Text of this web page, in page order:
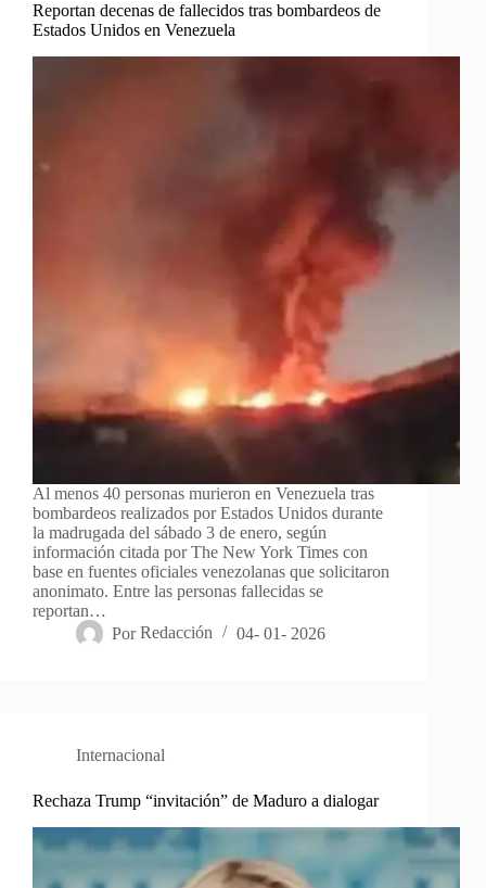
Reportan decenas de fallecidos tras bombardeos de
Estados Unidos en Venezuela
Al menos 40 personas murieron en Venezuela tras
bombardeos realizados por Estados Unidos durante
la madrugada del sábado 3 de enero, según
información citada por The New York Times con
base en fuentes oficiales venezolanas que solicitaron
anonimato. Entre las personas fallecidas se
reportan…
Por Redacción 04- 01- 2026
Internacional
Rechaza Trump “invitación” de Maduro a dialogar